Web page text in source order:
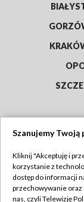
Abonament
Szanujemy Twoją
Kliknij "Akceptuję i
korzystanie z
dostęp do informacji
przechowywanie oraz
nas, czyli Telewizję